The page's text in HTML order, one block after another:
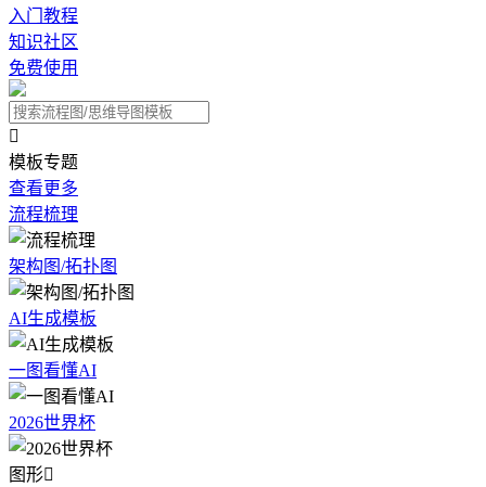
入门教程
知识社区
免费使用

模板专题
查看更多
流程梳理
架构图/拓扑图
AI生成模板
一图看懂AI
2026世界杯
图形